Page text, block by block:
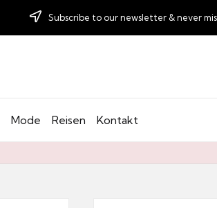
Subscribe to our newsletter & never
Mode Reisen Kontakt